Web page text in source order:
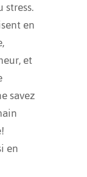
en
et
savez
en